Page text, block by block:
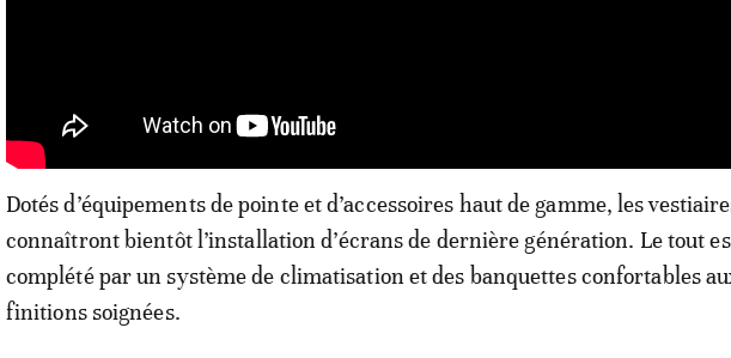
Dotés d’équipements de pointe et d’accessoires haut de gamme, les
connaîtront bientôt l’installation d’écrans de dernière génération. Le tout
complété par un système de climatisation et des banquettes confortables
finitions soignées.